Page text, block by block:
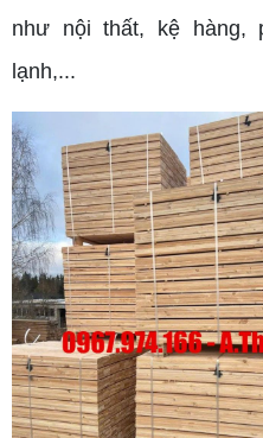
như nội thất, kệ hàng,
lạnh,...